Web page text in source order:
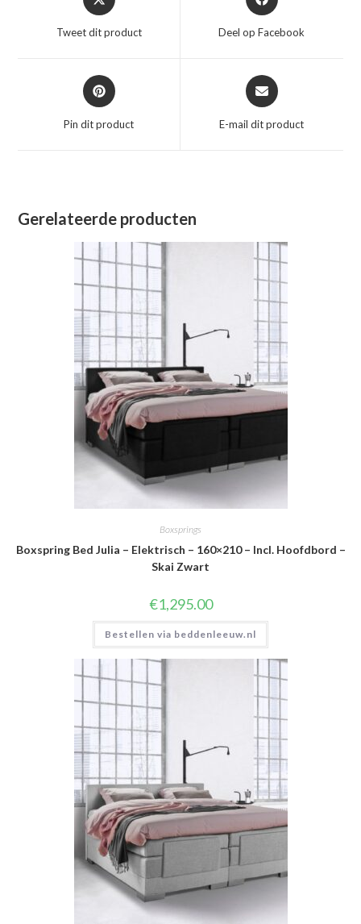
in
nieuw
Tweet dit product
in
nieuw
Deel op Facebook
Opent
in
nieuw
Pin dit product
Opent
in
nieuw
E-mail dit product
Gerelateerde producten
Boxsprings
Boxspring Bed Julia – Elektrisch – 160×210 – Incl. Hoofdbord –
Skai Zwart
€1,295.00
Bestellen via beddenleeuw.nl